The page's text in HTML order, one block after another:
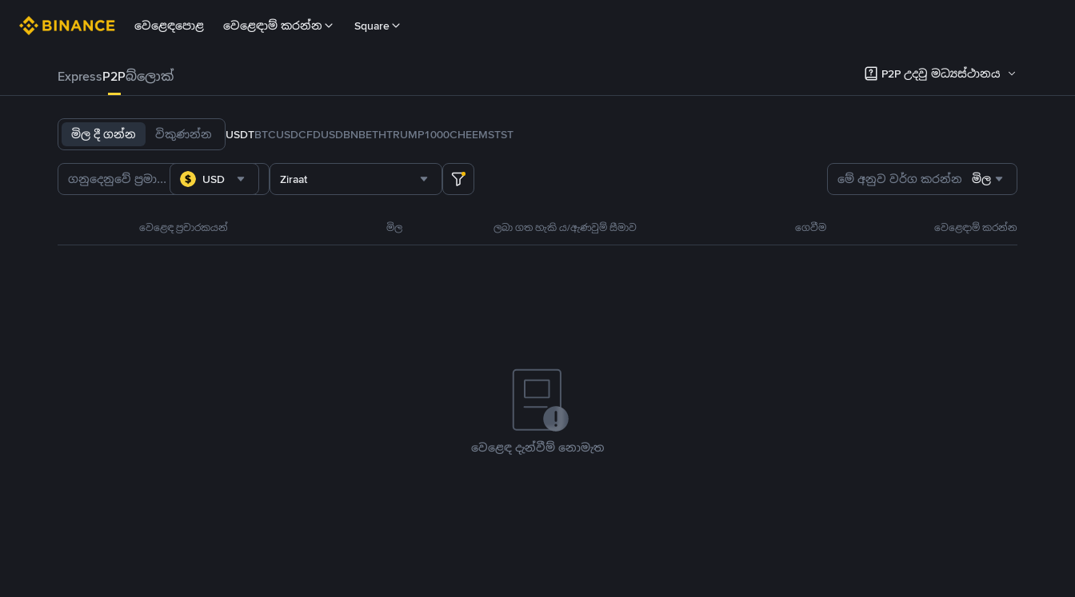
වෙළෙඳපොළ වෙළෙඳාම් කරන්න Square
ExpressP2Pබ්ලොක් P2P උදවු මධ්‍යස්ථානය
මිල දී ගන්න විකුණන්න USDTBTCUSDCFDUSDBNBETHTRUMP1000CHEEMSTST
USD Ziraat මේ අනුව වර්ග කරන්න මිල
වෙළෙඳ ප්‍රචාරකයන් මිල ලබා ගත හැකි ය/ඇණවුම් සීමාව ගෙවීම වෙළෙඳාම් කරන්න
වෙළෙඳ දැන්වීම් නොමැත